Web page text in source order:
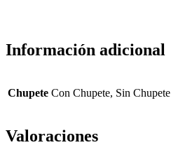
Información adicional
Chupete Con Chupete, Sin Chupete
Valoraciones